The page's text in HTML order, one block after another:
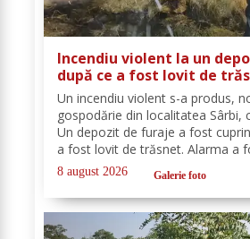
Incendiu violent la un
după ce a fost lovit de
Un incendiu violent s-a produs,
gospodărie din localitatea Sârbi,
Un depozit de furaje a fost
a fost lovit de trăsnet. Alarma a
ora 22:00. La caz s-au deplasat,
pompierii din cadrul...
8 august 2026 Galerie foto